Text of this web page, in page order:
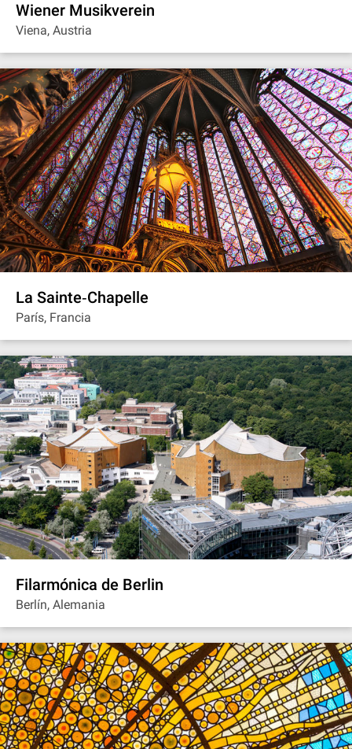
Wiener Musikverein
Viena, Austria
La Sainte‐Chapelle
París, Francia
Filarmónica de Berlin
Berlín, Alemania